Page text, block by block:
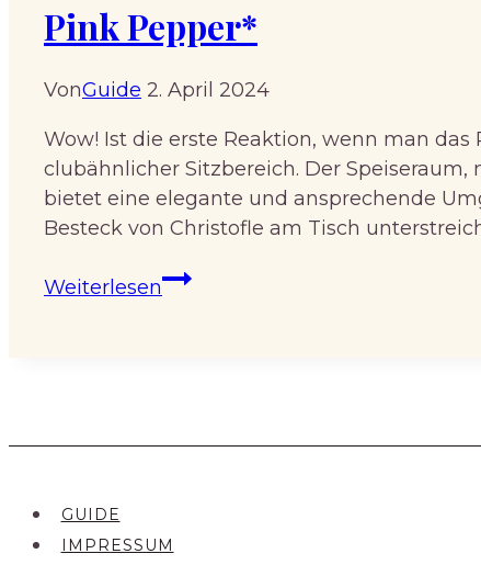
Pink Pepper*
VonGuide 2. April 2024
Wow! Ist die erste Reaktion, wenn man
clubähnlicher Sitzbereich. Der
bietet eine elegante und ansprechende
Besteck von Christofle am Tisch
WeiterlesenPink
GUIDE
IMPRESSUM